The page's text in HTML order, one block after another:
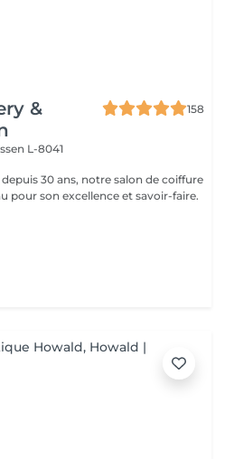
&
158
L-8041
30 ans, notre salon de coiffure
pour son excellence et savoir-faire.